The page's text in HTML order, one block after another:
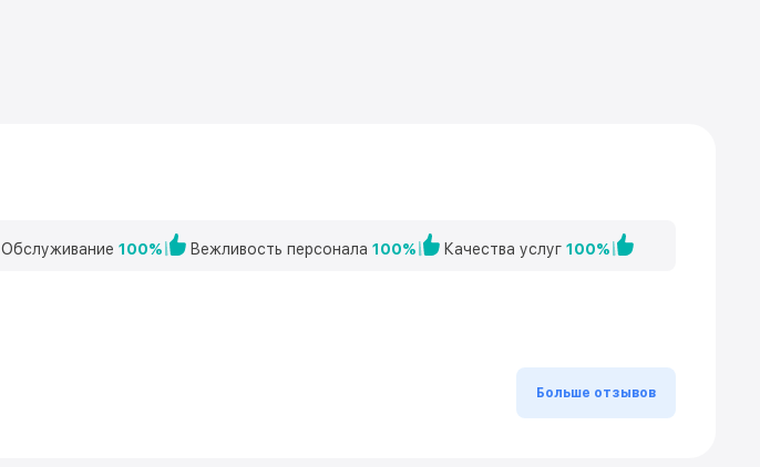
Обслуживание 100% Вежливость персонала 100% Качества услуг 100%
Больше отзывов